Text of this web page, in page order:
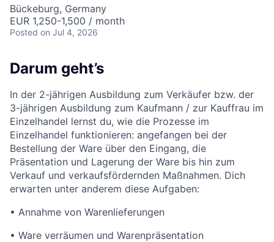
Bückeburg, Germany
EUR 1,250-1,500 / month
Posted on Jul 4, 2026
Darum geht’s
In der 2-jährigen Ausbildung zum Verkäufer bzw. der
3-jährigen Ausbildung zum Kaufmann / zur Kauffrau im
Einzelhandel lernst du, wie die Prozesse im
Einzelhandel funktionieren: angefangen bei der
Bestellung der Ware über den Eingang, die
Präsentation und Lagerung der Ware bis hin zum
Verkauf und verkaufsfördernden Maßnahmen. Dich
erwarten unter anderem diese Aufgaben:
• Annahme von Warenlieferungen
• Ware verräumen und Warenpräsentation